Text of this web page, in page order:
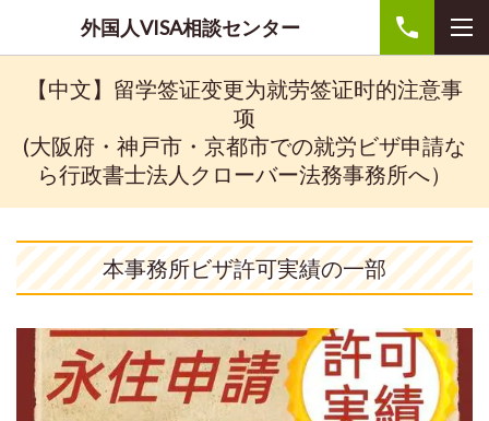
外国人VISA相談センター
【中文】留学签证变更为就劳签证时的注意事
项
(大阪府・神戸市・京都市での就労ビザ申請な
ら行政書士法人クローバー法務事務所へ）
本事務所ビザ許可実績の一部